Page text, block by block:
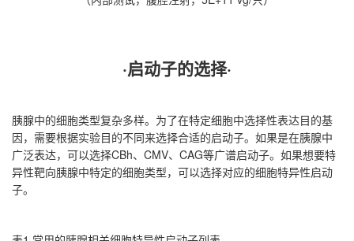
·启动子的选择·
胰腺中的细胞类型复杂多样。为了在特定细胞中选择性表达目的基
因，需要根据实验目的不同来选择合适的启动子。如果是在胰腺中
广泛表达，可以选择CBh、CMV、CAG等广谱启动子。如果想要特
异性靶向胰腺中特定的细胞类型，可以选择对应的细胞特异性启动
子。